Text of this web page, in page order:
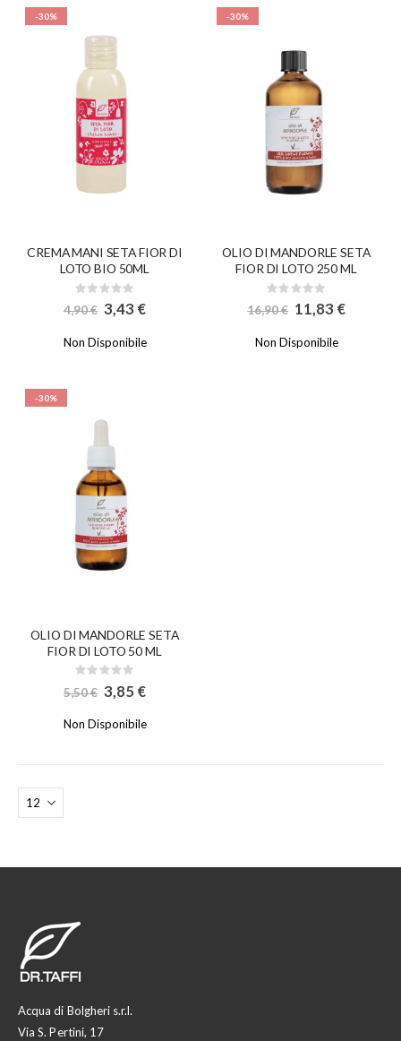
-30%
CREMA MANI SETA FIOR DI
LOTO BIO 50ML
Rating:
0%
4,90 € Special
Price
3,43 €
Non Disponibile
-30%
OLIO DI MANDORLE SETA
FIOR DI LOTO 250 ML
Rating:
0%
16,90 € Special
Price
11,83 €
Non Disponibile
-30%
OLIO DI MANDORLE SETA
FIOR DI LOTO 50 ML
Rating:
0%
5,50 € Special
Price
3,85 €
Non Disponibile
Acqua di Bolgheri s.r.l.
Via S. Pertini, 17